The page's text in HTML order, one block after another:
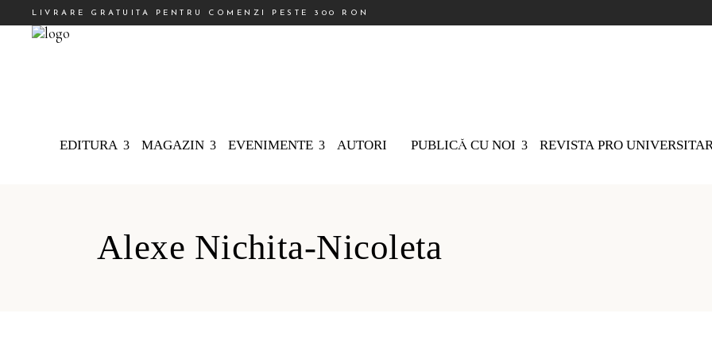
LIVRARE GRATUITA PENTRU COMENZI PESTE 300 RON
EDITURA MAGAZIN EVENIMENTE AUTORI PUBLICĂ CU NOI REVISTA PRO
Alexe Nichita-Nicoleta